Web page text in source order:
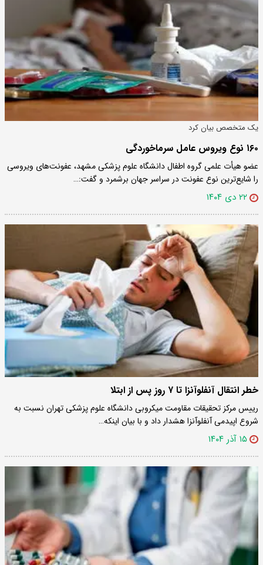
یک متخصص بیان کرد
۱۶۰ نوع ویروس عامل سرماخوردگی
عضو هیأت علمی گروه اطفال دانشگاه علوم پزشکی مشهد، عفونت‌های ویروسی
را شایع‌ترین نوع عفونت در سراسر جهان برشمرد و گفت:…
۲۲ دی ۱۴۰۴
خطر انتقال آنفلوآنزا تا ۷ روز پس از ابتلا
رییس مرکز تحقیقات مقاومت میکروبی دانشگاه علوم پزشکی تهران نسبت به
شروع اپیدمی آنفلوآنزا هشدار داد و با بیان اینکه…
۱۵ آذر ۱۴۰۴